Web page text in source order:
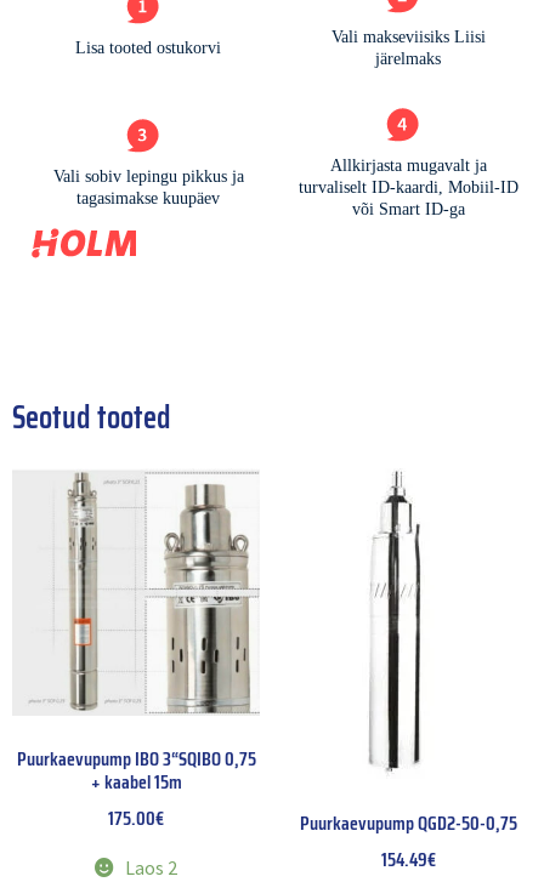
Seotud tooted
Puurkaevupump IBO 3“SQIBO 0,75
+ kaabel 15m
175.00€
Laos 2
Puurkaevupump QGD2-50-0,75
154.49€